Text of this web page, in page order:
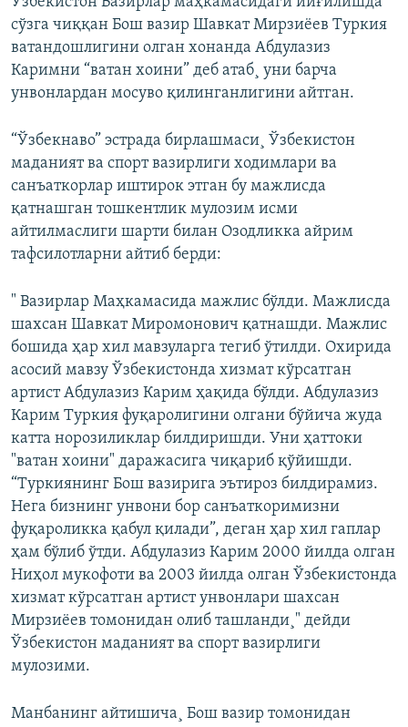
сўзга чиққан Бош вазир Шавкат Мирзиëев Туркия
ватандошлигини олган хонанда Абдулазиз
Каримни “ватан хоини” деб атаб¸ уни барча
унвонлардан мосуво қилинганлигини айтган.
“Ўзбекнаво” эстрада бирлашмаси¸ Ўзбекистон
маданият ва спорт вазирлиги ходимлари ва
санъаткорлар иштирок этган бу мажлисда
қатнашган тошкентлик мулозим исми
айтилмаслиги шарти билан Озодликка айрим
тафсилотларни айтиб берди:
" Вазирлар Маҳкамасида мажлис бўлди. Мажлисда
шахсан Шавкат Миромонович қатнашди. Мажлис
бошида ҳар хил мавзуларга тегиб ўтилди. Охирида
асосий мавзу Ўзбекистонда хизмат кўрсатган
артист Абдулазиз Карим ҳақида бўлди. Абдулазиз
Карим Туркия фуқаролигини олгани бўйича жуда
катта норозиликлар билдиришди. Уни ҳаттоки
"ватан хоини" даражасига чиқариб қўйишди.
“Туркиянинг Бош вазирига эътироз билдирамиз.
Нега бизнинг унвони бор санъаткоримизни
фуқароликка қабул қилади”, деган ҳар хил гаплар
ҳам бўлиб ўтди. Абдулазиз Карим 2000 йилда олган
Ниҳол мукофоти ва 2003 йилда олган Ўзбекистонда
хизмат кўрсатган артист унвонлари шахсан
Мирзиëев томонидан олиб ташланди¸" дейди
Ўзбекистон маданият ва спорт вазирлиги
мулозими.
Манбанинг айтишича¸ Бош вазир томонидан